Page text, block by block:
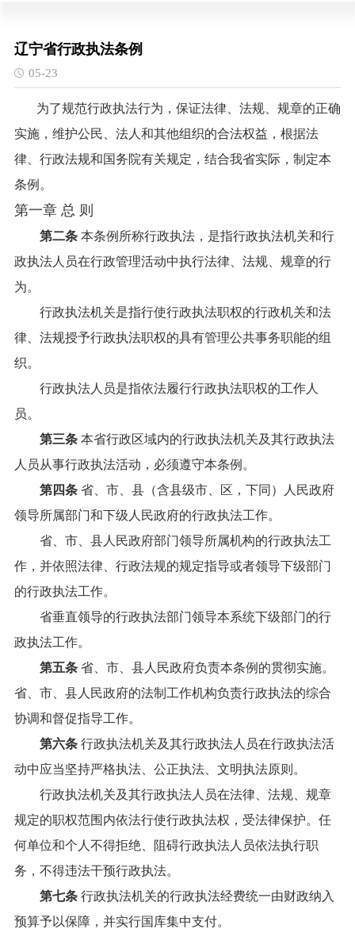
辽宁省行政执法条例
05-23
为了规范行政执法行为，保证法律、法规、规章的正确
实施，维护公民、法人和其他组织的合法权益，根据法
律、行政法规和国务院有关规定，结合我省实际，制定本
条例。
第一章 总 则
第二条 本条例所称行政执法，是指行政执法机关和行
政执法人员在行政管理活动中执行法律、法规、规章的行
为。
行政执法机关是指行使行政执法职权的行政机关和法
律、法规授予行政执法职权的具有管理公共事务职能的组
织。
行政执法人员是指依法履行行政执法职权的工作人
员。
第三条 本省行政区域内的行政执法机关及其行政执法
人员从事行政执法活动，必须遵守本条例。
第四条 省、市、县（含县级市、区，下同）人民政府
领导所属部门和下级人民政府的行政执法工作。
省、市、县人民政府部门领导所属机构的行政执法工
作，并依照法律、行政法规的规定指导或者领导下级部门
的行政执法工作。
省垂直领导的行政执法部门领导本系统下级部门的行
政执法工作。
第五条 省、市、县人民政府负责本条例的贯彻实施。
省、市、县人民政府的法制工作机构负责行政执法的综合
协调和督促指导工作。
第六条 行政执法机关及其行政执法人员在行政执法活
动中应当坚持严格执法、公正执法、文明执法原则。
行政执法机关及其行政执法人员在法律、法规、规章
规定的职权范围内依法行使行政执法权，受法律保护。任
何单位和个人不得拒绝、阻碍行政执法人员依法执行职
务，不得违法干预行政执法。
第七条 行政执法机关的行政执法经费统一由财政纳入
预算予以保障，并实行国库集中支付。